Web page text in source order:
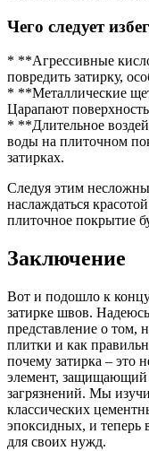
Чего следует
* **Агрессивные
повредить затирку,
* **Металлические
Царапают
* **Длительное
воды на плиточном
затирках.
Следуя этим
наслаждаться
плиточное покрытие
Заключение
Вот и подошло к
затирке швов.
представление о том,
плитки и как
почему затирка – это
элемент, защищающий
загрязнений. Мы
классических
эпоксидных, и теперь
для своих нужд.